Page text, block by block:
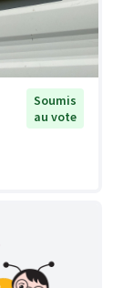
Soumis
au vote